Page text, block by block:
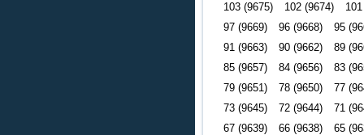
103 (9675)
102 (9674)
97 (9669)
96 (9668)
95
91 (9663)
90 (9662)
89
85 (9657)
84 (9656)
83
79 (9651)
78 (9650)
77
73 (9645)
72 (9644)
71
67 (9639)
66 (9638)
65